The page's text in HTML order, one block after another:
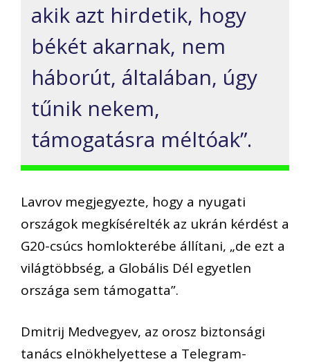
akik azt hirdetik, hogy
békét akarnak, nem
háborút, általában, úgy
tűnik nekem,
támogatásra méltóak”.
Lavrov megjegyezte, hogy a nyugati
országok megkísérelték az ukrán kérdést a
G20-csúcs homlokterébe állítani, „de ezt a
világtöbbség, a Globális Dél egyetlen
országa sem támogatta”.
Dmitrij Medvegyev, az orosz biztonsági
tanács elnökhelyettese a Telegram-